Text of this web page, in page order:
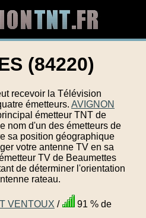
(84220)
recevoir la Télévision
émetteurs. AVIGNON
émetteur TNT de
nom d'un des émetteurs de
sa position géographique
votre antenne TV en sa
TV de Beaumettes
de déterminer l'orientation
rateau.
VENTOUX /
91 % de